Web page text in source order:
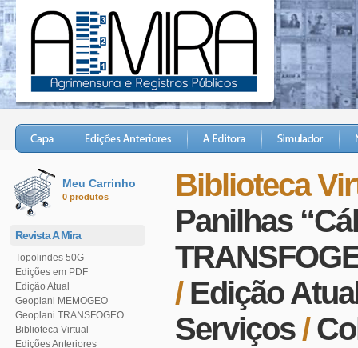
Meu Carrinho
0 produtos
Revista A Mira
Topolindes 50G
Edições em PDF
Edição Atual
Geoplani MEMOGEO
Geoplani TRANSFOGEO
Biblioteca Virtual
Edições Anteriores
Biblioteca
Panilhas
/ Edição
Serviços/